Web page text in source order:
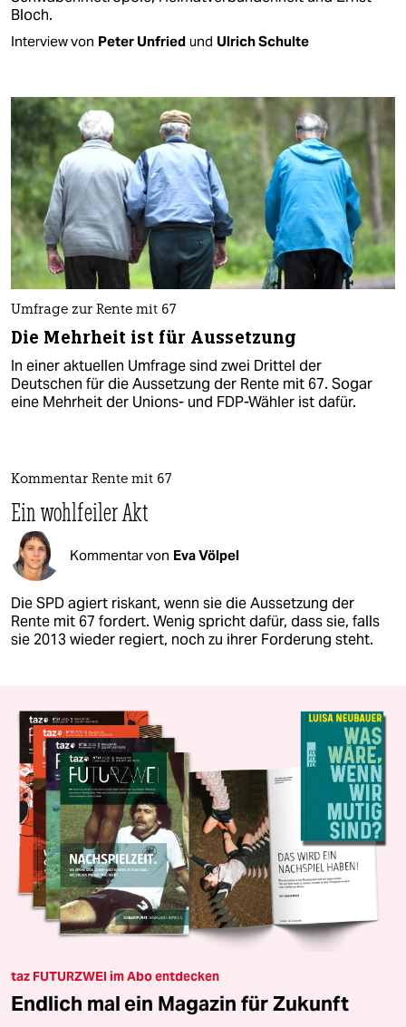
Bloch.
Interview von Peter Unfried und Ulrich Schulte
Umfrage zur Rente mit 67
Die Mehrheit ist für Aussetzung
In einer aktuellen Umfrage sind zwei Drittel der
Deutschen für die Aussetzung der Rente mit 67. Sogar
eine Mehrheit der Unions- und FDP-Wähler ist dafür.
Kommentar Rente mit 67
Ein wohlfeiler Akt
Kommentar von Eva Völpel
Die SPD agiert riskant, wenn sie die Aussetzung der
Rente mit 67 fordert. Wenig spricht dafür, dass sie, falls
sie 2013 wieder regiert, noch zu ihrer Forderung steht.
taz FUTURZWEI im Abo entdecken
Endlich mal ein Magazin für Zukunft